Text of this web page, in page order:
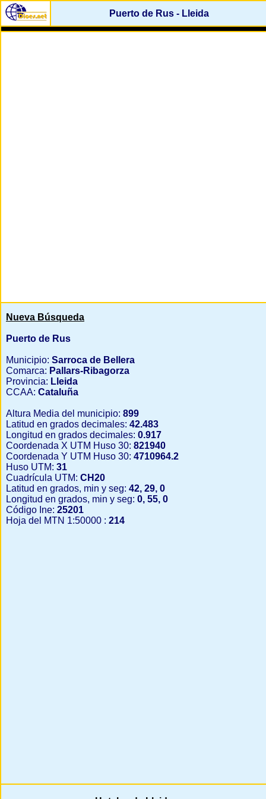
Puerto de Rus - Lleida
Nueva Búsqueda
Puerto de Rus
Municipio: Sarroca de Bellera
Comarca: Pallars-Ribagorza
Provincia: Lleida
CCAA: Cataluña
Altura Media del municipio: 899
Latitud en grados decimales: 42.483
Longitud en grados decimales: 0.917
Coordenada X UTM Huso 30: 821940
Coordenada Y UTM Huso 30: 4710964.2
Huso UTM: 31
Cuadrícula UTM: CH20
Latitud en grados, min y seg: 42, 29, 0
Longitud en grados, min y seg: 0, 55, 0
Código Ine: 25201
Hoja del MTN 1:50000 : 214